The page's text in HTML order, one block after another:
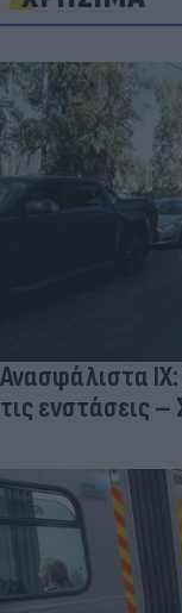
Ανασφάλιστα
τις ενστάσεις